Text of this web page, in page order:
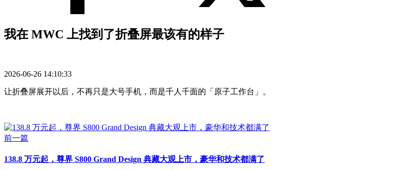
我在 MWC 上找到了折叠屏最该有的样子
2026-06-26 14:10:33
让折叠屏展开以后，不再只是大号手机，而是千人千面的「原子工作台」。
前一篇
138.8 万元起，尊界 S800 Grand Design 典藏大观上市，豪华和技术都满了